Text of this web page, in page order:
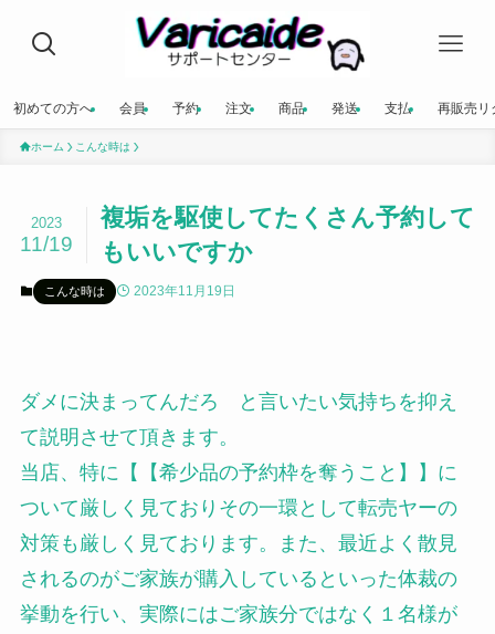
初めての方へ 会員 予約 注文 商品 発送 支払 再販売リ
ホーム こんな時は
複垢を駆使してたくさん予約して
もいいですか
2023
11/19
こんな時は 2023年11月19日
ダメに決まってんだろ と言いたい気持ちを抑え
て説明させて頂きます。
当店、特に【【希少品の予約枠を奪うこと】】に
ついて厳しく見ておりその一環として転売ヤーの
対策も厳しく見ております。また、最近よく散見
されるのがご家族が購入しているといった体裁の
挙動を行い、実際にはご家族分ではなく１名様が